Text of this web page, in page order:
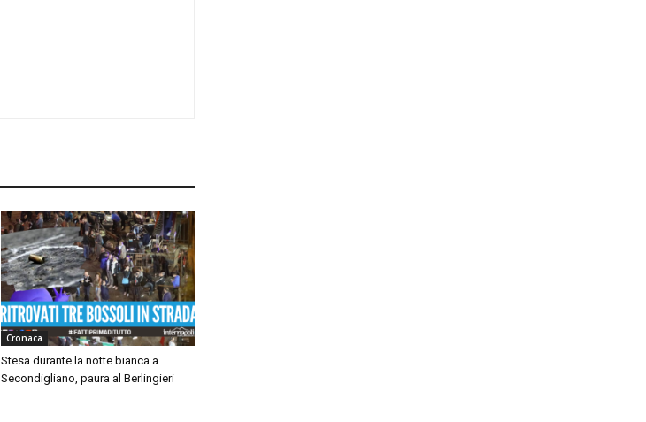
Cronaca
Stesa durante la notte bianca a
Secondigliano, paura al Berlingieri